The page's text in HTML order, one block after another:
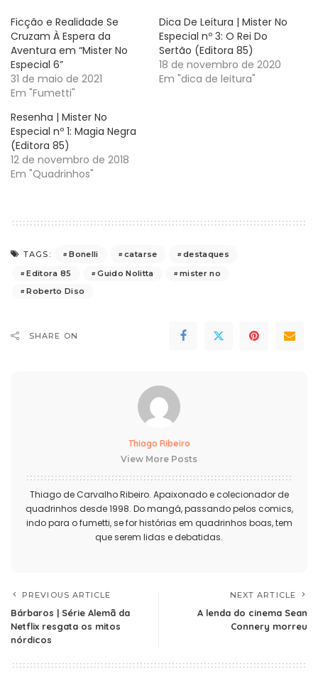
Ficção e Realidade Se
Cruzam À Espera da
Aventura em “Mister No
Especial 6”
31 de maio de 2021
Em "Fumetti"
Dica De Leitura | Mister No
Especial nº 3: O Rei Do
Sertão (Editora 85)
18 de novembro de 2020
Em "dica de leitura"
Resenha | Mister No
Especial nº 1: Magia Negra
(Editora 85)
12 de novembro de 2018
Em "Quadrinhos"
TAGS: Bonelli catarse
destaques
Editora 85
Guido Nolitta
mister no
Roberto Diso
SHARE ON
Thiago Ribeiro
View More Posts
Thiago de Carvalho Ribeiro. Apaixonado e colecionador de
quadrinhos desde 1998. Do mangá, passando pelos comics,
indo para o fumetti, se for histórias em quadrinhos boas, tem
que serem lidas e debatidas.
PREVIOUS ARTICLE
Bárbaros | Série Alemã da
Netflix resgata os mitos
nórdicos
NEXT ARTICLE
A lenda do cinema Sean
Connery morreu